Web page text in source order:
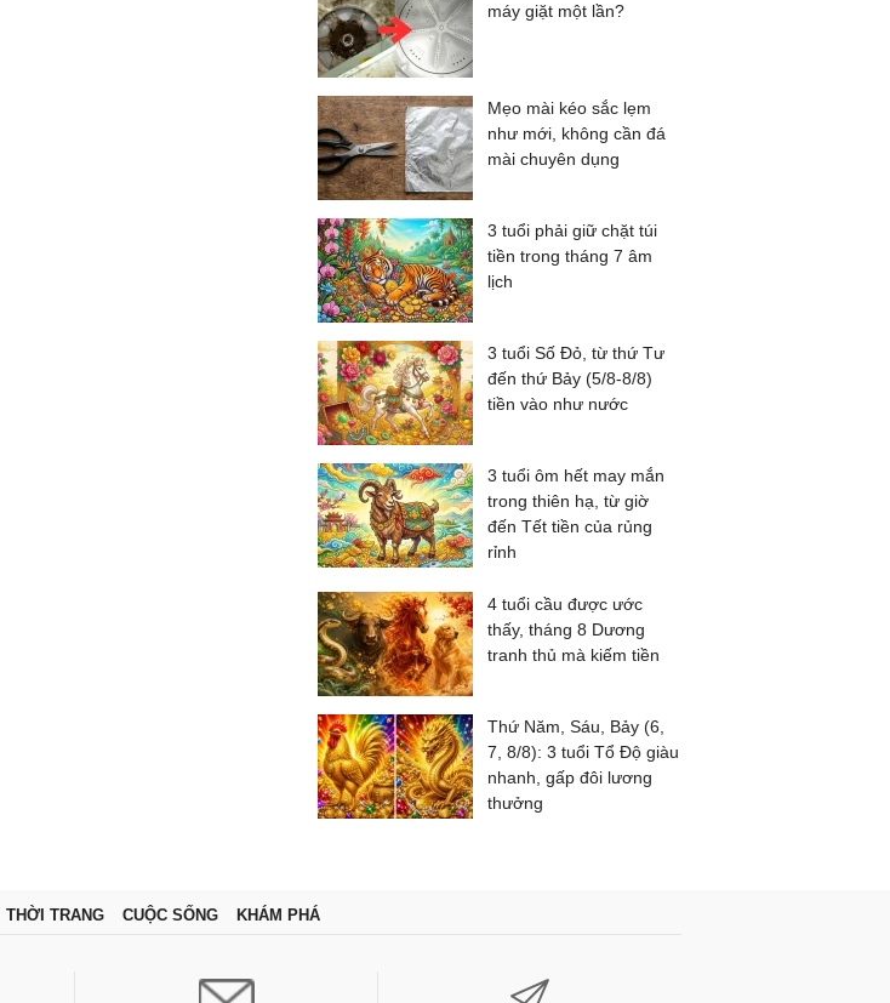
máy giặt một lần?
Mẹo mài kéo sắc lẹm
như mới, không cần đá
mài chuyên dụng
3 tuổi phải giữ chặt túi
tiền trong tháng 7 âm
lịch
3 tuổi Số Đỏ, từ thứ Tư
đến thứ Bảy (5/8-8/8)
tiền vào như nước
3 tuổi ôm hết may mắn
trong thiên hạ, từ giờ
đến Tết tiền của rủng
rỉnh
4 tuổi cầu được ước
thấy, tháng 8 Dương
tranh thủ mà kiếm tiền
Thứ Năm, Sáu, Bảy (6,
7, 8/8): 3 tuổi Tổ Độ giàu
nhanh, gấp đôi lương
thưởng
THỜI TRANG CUỘC SỐNG KHÁM PHÁ